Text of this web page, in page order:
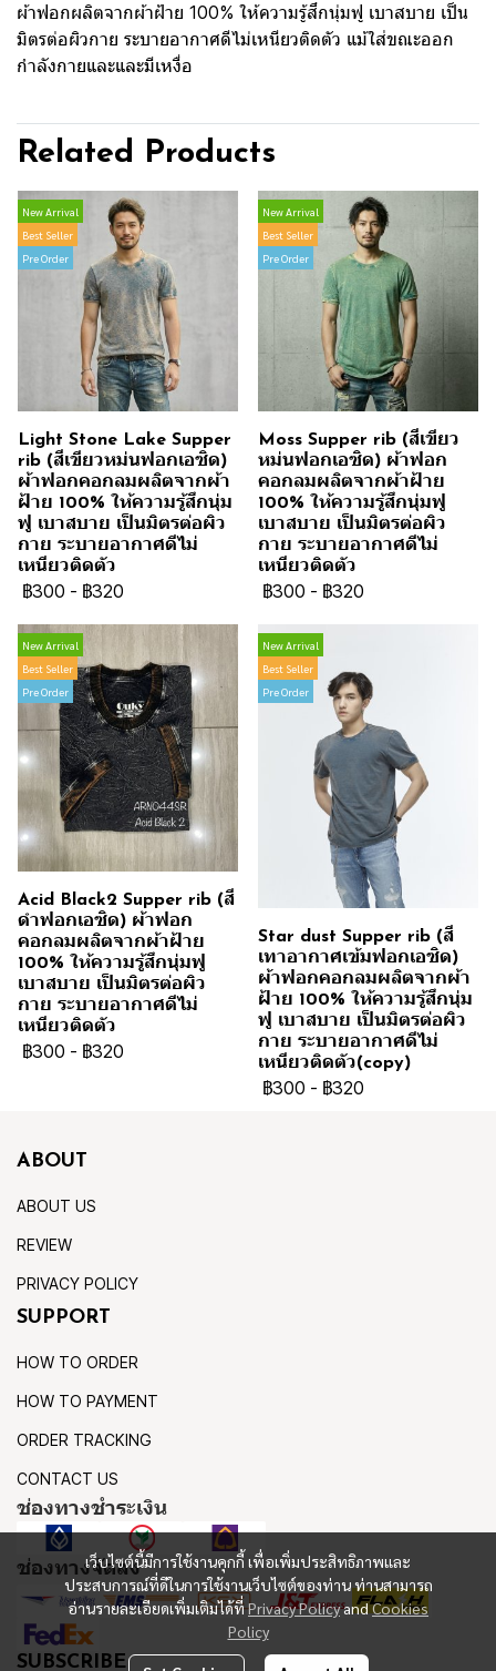
ผ้าฟอกผลิตจากผ้าฝ้าย 100% ให้ความรู้สึกนุ่มฟู เบาสบาย เป็น
มิตรต่อผิวกาย ระบายอากาศดีไม่เหนียวติดตัว แม้ใส่ขณะออก
กำลังกายและและมีเหงื่อ
Related Products
New Arrival
Best Seller
Pre Order
Light Stone Lake Supper
rib (สีเขียวหม่นฟอกเอซิด)
ผ้าฟอกคอกลมผลิตจากผ้า
ฝ้าย 100% ให้ความรู้สึกนุ่ม
ฟู เบาสบาย เป็นมิตรต่อผิว
กาย ระบายอากาศดีไม่
เหนียวติดตัว
฿300 - ฿320
New Arrival
Best Seller
Pre Order
Moss Supper rib (สีเขียว
หม่นฟอกเอซิด) ผ้าฟอก
คอกลมผลิตจากผ้าฝ้าย
100% ให้ความรู้สึกนุ่มฟู
เบาสบาย เป็นมิตรต่อผิว
กาย ระบายอากาศดีไม่
เหนียวติดตัว
฿300 - ฿320
New Arrival
Best Seller
Pre Order
Acid Black2 Supper rib (สี
ดำฟอกเอซิด) ผ้าฟอก
คอกลมผลิตจากผ้าฝ้าย
100% ให้ความรู้สึกนุ่มฟู
เบาสบาย เป็นมิตรต่อผิว
กาย ระบายอากาศดีไม่
เหนียวติดตัว
฿300 - ฿320
New Arrival
Best Seller
Pre Order
Star dust Supper rib (สี
เทาอากาศเข้มฟอกเอซิด)
ผ้าฟอกคอกลมผลิตจากผ้า
ฝ้าย 100% ให้ความรู้สึกนุ่ม
ฟู เบาสบาย เป็นมิตรต่อผิว
กาย ระบายอากาศดีไม่
เหนียวติดตัว(copy)
฿300 - ฿320
เว็บไซต์นี้มีการใช้งานคุกกี้ เพื่อเพิ่มประสิทธิภาพและ
ประสบการณ์ที่ดีในการใช้งานเว็บไซต์ของท่าน ท่านสามารถ
อ่านรายละเอียดเพิ่มเติมได้ที่Privacy PolicyandCookies
Policy
ABOUT
ABOUT US
REVIEW
PRIVACY POLICY
SUPPORT
HOW TO ORDER
HOW TO PAYMENT
ORDER TRACKING
CONTACT US
ช่องทางชำระเงิน
ช่องทางจัดส่ง
SUBSCRIBE